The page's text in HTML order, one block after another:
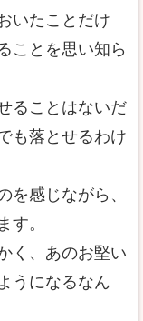
いたことだけ
ことを思い知ら
ることはないだ
も落とせるわけ
感じながら、
す。
く、あのお堅い
うになるなん